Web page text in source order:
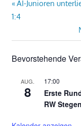
Vorheriger
Beitrag:
AI-Junioren
1:4
Bevorstehende
AUG.
8
17:00
Erste
RW